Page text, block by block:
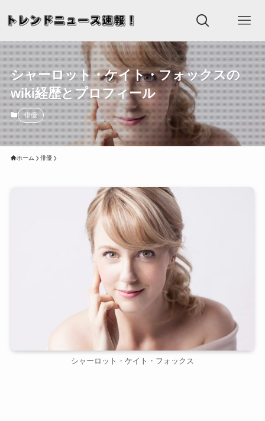
シャーロット・ケイト・フォックスの
wiki経歴とプロフィール
俳優
ホーム 俳優
シャーロット・ケイト・フォックス